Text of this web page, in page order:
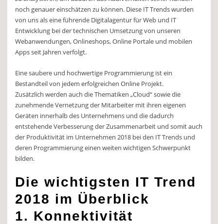
noch genauer einschätzen zu können. Diese IT Trends wurden
von uns als eine führende Digitalagentur für Web und IT
Entwicklung bei der technischen Umsetzung von unseren
Webanwendungen, Onlineshops, Online Portale und mobilen
Apps seit Jahren verfolgt.
Eine saubere und hochwertige Programmierung ist ein
Bestandteil von jedem erfolgreichen Online Projekt.
Zusätzlich werden auch die Thematiken „Cloud“ sowie die
zunehmende Vernetzung der Mitarbeiter mit ihren eigenen
Geräten innerhalb des Unternehmens und die dadurch
entstehende Verbesserung der Zusammenarbeit und somit auch
der Produktivität im Unternehmen 2018 bei den IT Trends und
deren Programmierung einen weiten wichtigen Schwerpunkt
bilden.
Die wichtigsten IT Trend
2018 im Überblick
1. Konnektivität